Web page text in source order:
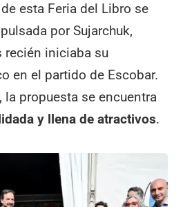
esta Feria del Libro se
por Sujarchuk,
recién iniciaba su
en el partido de Escobar.
la propuesta se encuentra
y llena de atractivos.